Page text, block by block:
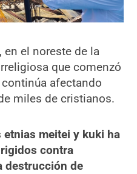
, en el noreste de la
que comenzó
afectando
miles de cristianos.
meitei y kuki ha
contra
destrucción de